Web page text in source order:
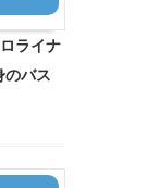
ライナ
のバス